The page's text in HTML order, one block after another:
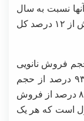
نسبت به سال
گذشته بیش از ۸۰ درصد افزایش یافته و بیش از ۱۲ درصد کل
۱۵۰ شرکت با حجم فروش نانویی
بالای ۱۰۰ میلیارد تومان فعال هستند که ۹۳ درصد از حجم
بازار نانوی ایران را در اختیار دارند و حدود ۸۰ درصد از فروش
مربوط به تنها ۱۵ محصول است که هر یک